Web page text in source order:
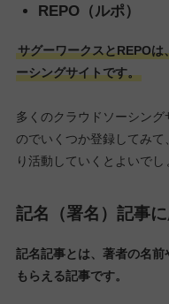
REPO（ルポ）
サグーワークスとREPO
ーシングサイトです。
多くのクラウドソーシン
のでいくつか登録してみ
り活動していくとよいでし
記名（署名）記事
記名記事とは、著者の名
もらえる記事です。